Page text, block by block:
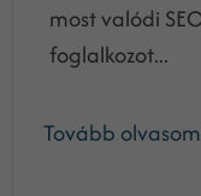
most valódi
foglalkozot...
Tovább olvasom